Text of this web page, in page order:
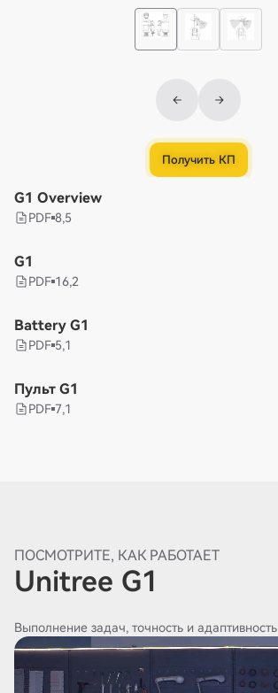
Получить КП
G1 Overview
PDF 8,5
G1
PDF 16,2
Battery G1
PDF 5,1
Пульт G1
PDF 7,1
ПОСМОТРИТЕ, КАК РАБОТАЕТ
Unitree G1
Выполнение задач, точность и адаптивность